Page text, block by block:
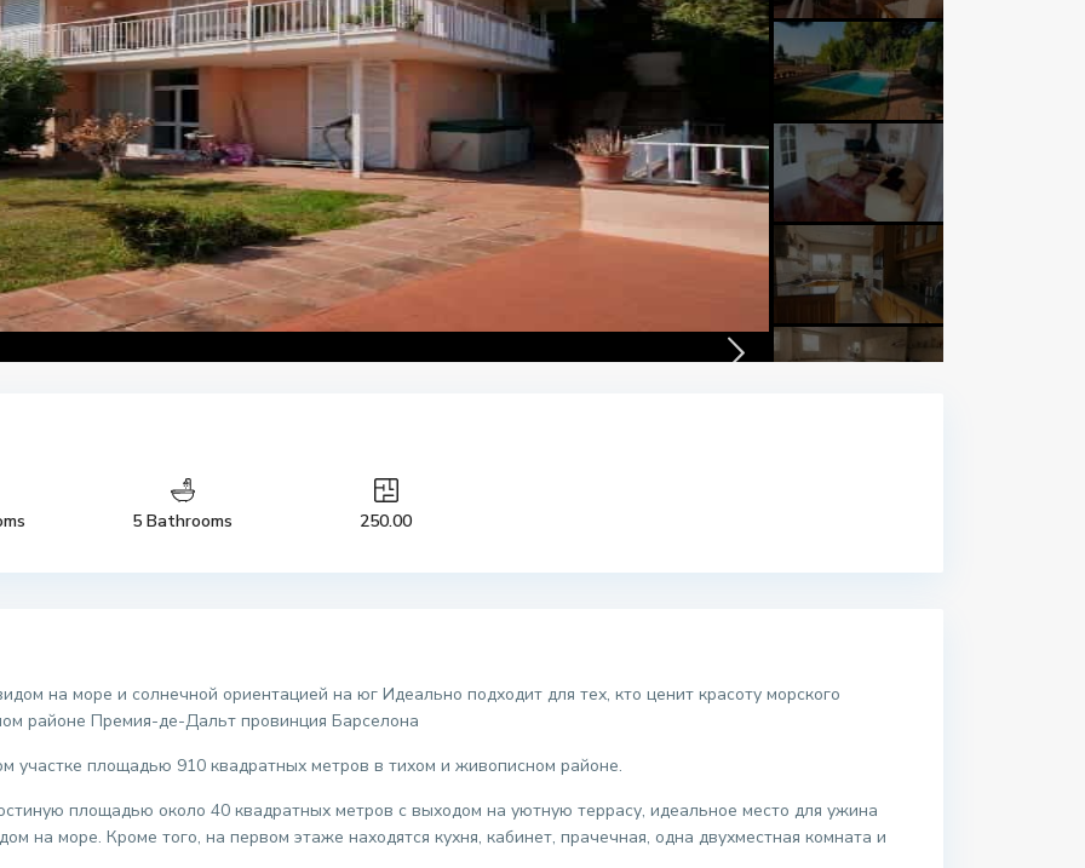
5 Bathrooms 250.00
на море и солнечной ориентацией на юг Идеально подходит для тех, кто ценит красоту морского
районе Премия-де-Дальт провинция Барселона
участке площадью 910 квадратных метров в тихом и живописном районе.
площадью около 40 квадратных метров с выходом на уютную террасу, идеальное место для ужина
на море. Кроме того, на первом этаже находятся кухня, кабинет, прачечная, одна двухместная комната и